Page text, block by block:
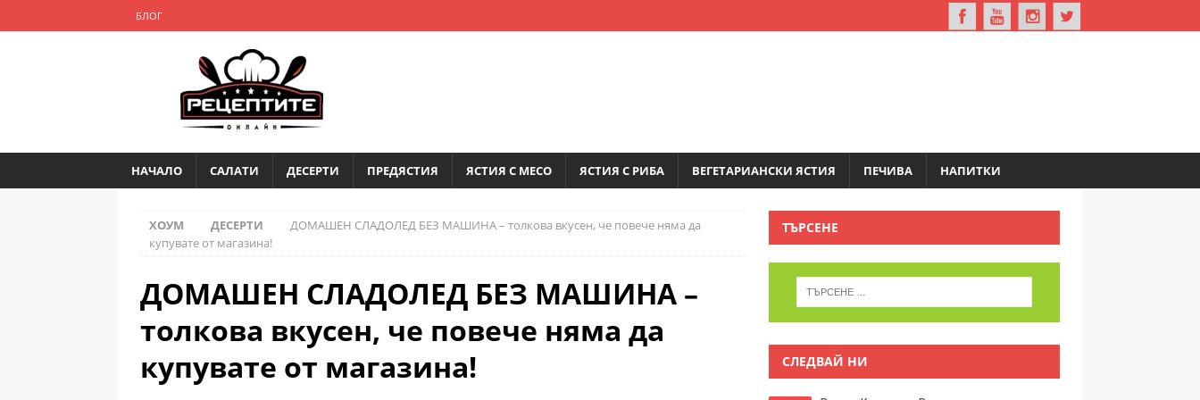
БЛОГ
НАЧАЛО САЛАТИ ДЕСЕРТИ ПРЕДЯСТИЯ ЯСТИЯ С МЕСО ЯСТИЯ С РИБА ВЕГЕТАРИАНСКИ ЯСТИЯ ПЕЧИВА НАПИТКИ
ХОУМ ДЕСЕРТИ
ДОМАШЕН СЛАДОЛЕД БЕЗ МАШИНА – толкова вкусен, че повече няма да
купувате от магазина!
ДОМАШЕН СЛАДОЛЕД БЕЗ МАШИНА –
толкова вкусен, че повече няма да
купувате от магазина!
ТЪРСЕНЕ
СЛЕДВАЙ НИ